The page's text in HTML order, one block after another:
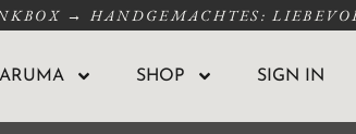
→ HANDGEMACHTES:
SHOP SIGN IN